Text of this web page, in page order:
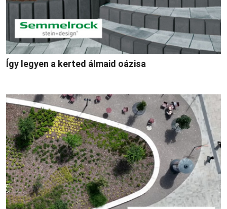
Így legyen a kerted álmaid oázisa